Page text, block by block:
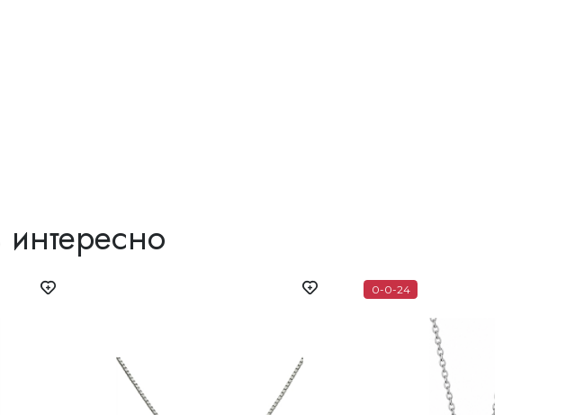
доступен самовывоз из наших бутиков. Заказ можно получить в
готовности.
0-0-24